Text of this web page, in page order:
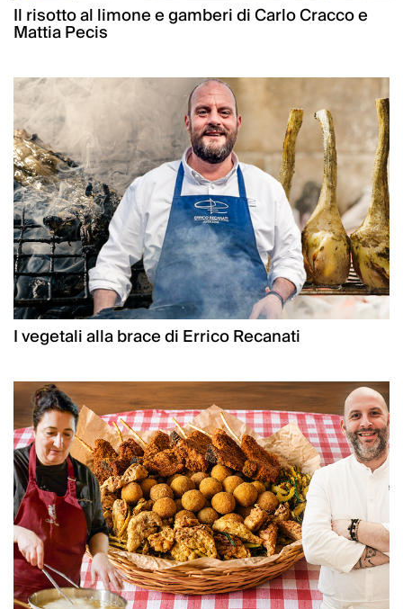
Il risotto al limone e gamberi di Carlo Cracco e
Mattia Pecis
I vegetali alla brace di Errico Recanati